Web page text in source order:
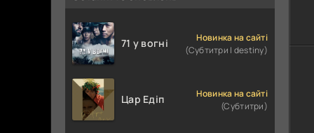
71 у вогні
Новинка на сайті
(Субтитри | destiny)
Цар Едіп
Новинка на сайті
(Субтитри)